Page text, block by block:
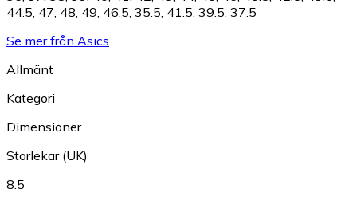
44.5, 47, 48, 49, 46.5, 35.5, 41.5, 39.5, 37.5
Se mer från Asics
Allmänt
Kategori
Dimensioner
Storlekar (UK)
8.5